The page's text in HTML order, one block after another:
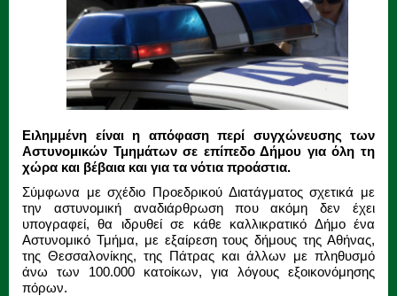
Ειλημμένη είναι η απόφαση περί συγχώνευσης των
Αστυνομικών Τμημάτων σε επίπεδο Δήμου για όλη τη
χώρα και βέβαια και για τα νότια προάστια.
Σύμφωνα με σχέδιο Προεδρικού Διατάγματος σχετικά με
την αστυνομική αναδιάρθρωση που ακόμη δεν έχει
υπογραφεί, θα ιδρυθεί σε κάθε καλλικρατικό Δήμο ένα
Αστυνομικό Τμήμα, με εξαίρεση τους δήμους της Αθήνας,
της Θεσσαλονίκης, της Πάτρας και άλλων με πληθυσμό
άνω των 100.000 κατοίκων, για λόγους εξοικονόμησης
πόρων.